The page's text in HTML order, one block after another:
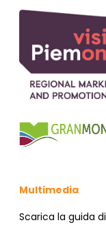
Multimedia
Scarica la guida